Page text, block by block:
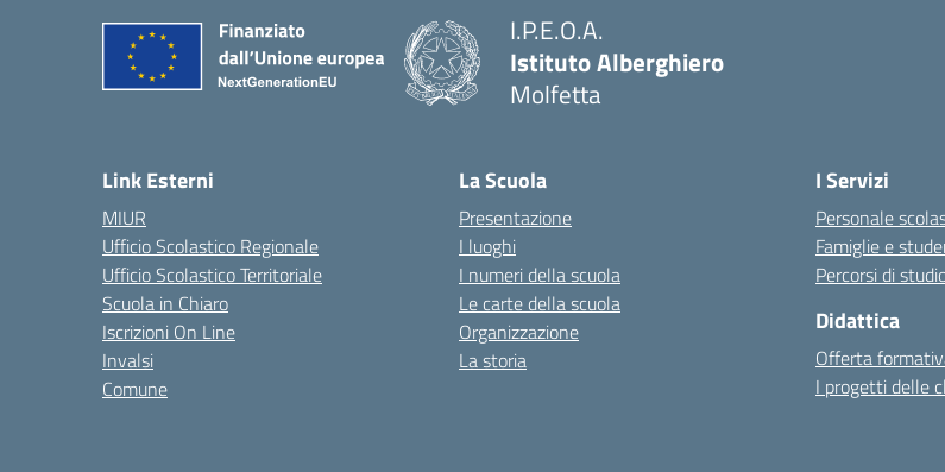
I.P.E.O.A.
Istituto Alberghiero
Molfetta
Link Esterni
MIUR
Ufficio Scolastico Regionale
Ufficio Scolastico Territoriale
Scuola in Chiaro
Iscrizioni On Line
Invalsi
Comune
La Scuola
Presentazione
I luoghi
I numeri della scuola
Le carte della scuola
Organizzazione
La storia
I Servizi
Personale
Famiglie e
Percorsi di
Didattica
Offerta
I progetti delle